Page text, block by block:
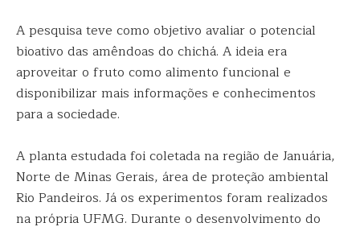
A pesquisa teve como objetivo avaliar o potencial
bioativo das amêndoas do chichá. A ideia era
aproveitar o fruto como alimento funcional e
disponibilizar mais informações e conhecimentos
para a sociedade.
A planta estudada foi coletada na região de Januária,
Norte de Minas Gerais, área de proteção ambiental
Rio Pandeiros. Já os experimentos foram realizados
na própria UFMG. Durante o desenvolvimento do